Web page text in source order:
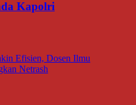
Kapolri